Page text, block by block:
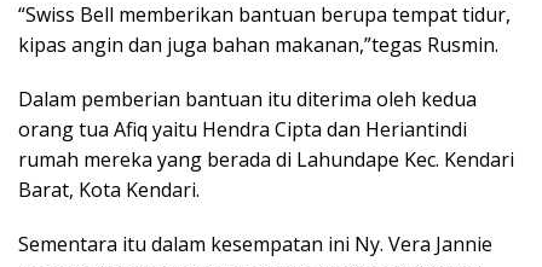
“Swiss Bell memberikan bantuan berupa tempat tidur,
kipas angin dan juga bahan makanan,”tegas Rusmin.
Dalam pemberian bantuan itu diterima oleh kedua
orang tua Afiq yaitu Hendra Cipta dan Heriantindi
rumah mereka yang berada di Lahundape Kec. Kendari
Barat, Kota Kendari.
Sementara itu dalam kesempatan ini Ny. Vera Jannie